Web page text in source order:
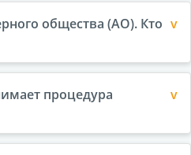
общества (АО). Кто
процедура